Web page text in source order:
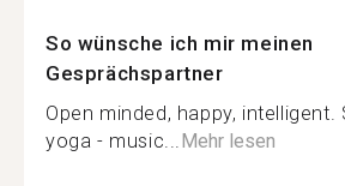
So wünsche ich mir meinen
Gesprächspartner
Open minded, happy, intelligent.
yoga - music...Mehr lesen